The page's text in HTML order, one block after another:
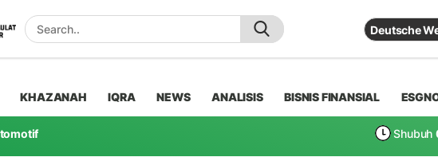
Deutsche
KHAZANAH IQRA NEWS ANALISIS BISNIS FINANSIAL
Shubuh